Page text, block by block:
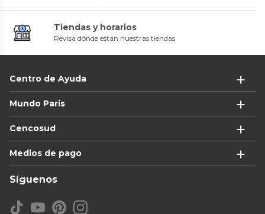
Tiendas y horarios
Revisa dónde están nuestras tiendas
Centro de Ayuda
Mundo Paris
Cencosud
Medios de pago
Síguenos